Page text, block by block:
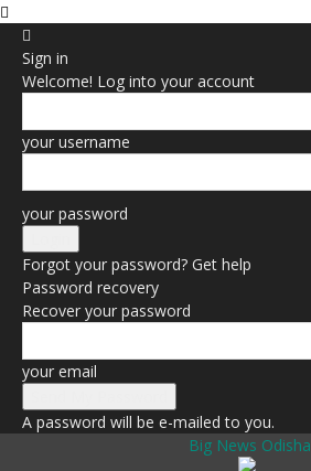
Sign in
Welcome! Log into your account
your username
your password
Forgot your password? Get help
Password recovery
Recover your password
your email
A password will be e-mailed to you.
Big News Odisha